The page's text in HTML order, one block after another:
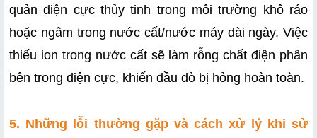
quản điện cực thủy tinh trong môi trường khô ráo
hoặc ngâm trong nước cất/nước máy dài ngày. Việc
thiếu ion trong nước cất sẽ làm rỗng chất điện phân
bên trong điện cực, khiến đầu dò bị hỏng hoàn toàn.
5. Những lỗi thường gặp và cách xử lý khi sử